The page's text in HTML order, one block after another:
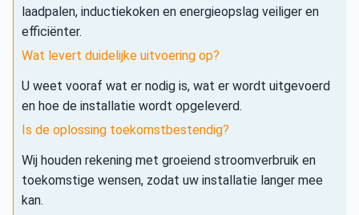
laadpalen, inductiekoken en energieopslag veiliger en
efficiënter.
Wat levert duidelijke uitvoering op?
U weet vooraf wat er nodig is, wat er wordt uitgevoerd
en hoe de installatie wordt opgeleverd.
Is de oplossing toekomstbestendig?
Wij houden rekening met groeiend stroomverbruik en
toekomstige wensen, zodat uw installatie langer mee
kan.